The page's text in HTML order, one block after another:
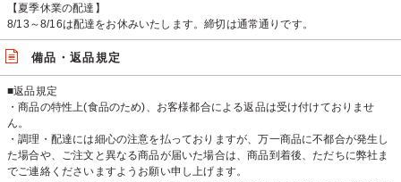
【夏季休業の配達】
8/13～8/16は配達をお休みいたします。締切は通常通りです。
備品・返品規定
■返品規定
・商品の特性上(食品のため)、お客様都合による返品は受け付けておりませ
ん。
・調理・配達には細心の注意を払っておりますが、万一商品に不都合が発生し
た場合や、ご注文と異なる商品が届いた場合は、商品到着後、ただちに弊社ま
でご連絡くださいますようお願い申し上げます。